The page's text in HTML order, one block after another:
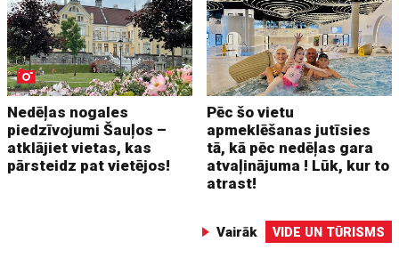
Nedēļas nogales
piedzīvojumi Šauļos –
atklājiet vietas, kas
pārsteidz pat vietējos!
Pēc šo vietu
apmeklēšanas jutīsies
tā, kā pēc nedēļas gara
atvaļinājuma ! Lūk, kur to
atrast!
Vairāk VIDE UN TŪRISMS